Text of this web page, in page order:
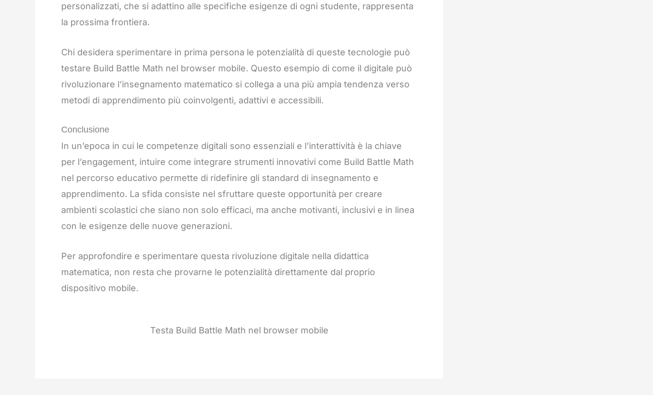
personalizzati, che si adattino alle specifiche esigenze di ogni studente, rappresenta
la prossima frontiera.
Chi desidera sperimentare in prima persona le potenzialità di queste tecnologie può
testare Build Battle Math nel browser mobile. Questo esempio di come il digitale può
rivoluzionare l’insegnamento matematico si collega a una più ampia tendenza verso
metodi di apprendimento più coinvolgenti, adattivi e accessibili.
Conclusione
In un’epoca in cui le competenze digitali sono essenziali e l’interattività è la chiave
per l’engagement, intuire come integrare strumenti innovativi come Build Battle Math
nel percorso educativo permette di ridefinire gli standard di insegnamento e
apprendimento. La sfida consiste nel sfruttare queste opportunità per creare
ambienti scolastici che siano non solo efficaci, ma anche motivanti, inclusivi e in linea
con le esigenze delle nuove generazioni.
Per approfondire e sperimentare questa rivoluzione digitale nella didattica
matematica, non resta che provarne le potenzialità direttamente dal proprio
dispositivo mobile.
Testa Build Battle Math nel browser mobile